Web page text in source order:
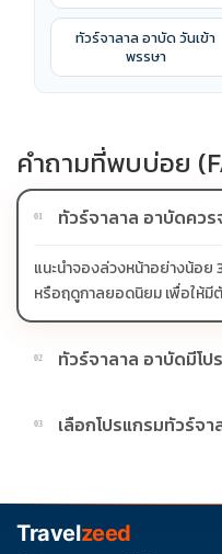
ทัวร์จาลาล อาบัด วันเข้า
พรรษา
คำถามที่พบบ่อย
01 ทัวร์จาลาล อาบัดคว
แนะนำจองล่วงหน้าอย่างน้อย
หรือฤดูกาลยอดนิยม เพื่อให้มีตั
02 ทัวร์จาลาล อาบัดมีโป
บางโปรแกรมมีโปรผ่อน 0%
บริษัทกำหนด สามารถดูสัญลัก
03 เลือกโปรแกรมทัวร์จ
ช่วงราคา ไม่ควรเทียบจากรา
Travelzeed